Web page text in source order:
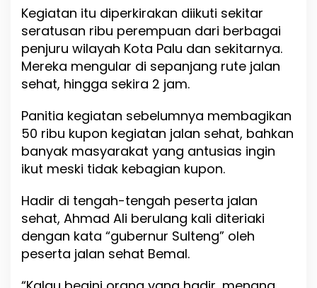
t
S
u
l
t
e
n
P
i
l
i
h
h
m
a
d
A
Kegiatan itu diperkirakan diikuti sekitar
seratusan ribu perempuan dari berbagai
penjuru wilayah Kota Palu dan sekitarnya.
Mereka mengular di sepanjang rute jalan
sehat, hingga sekira 2 jam.
Panitia kegiatan sebelumnya membagikan
50 ribu kupon kegiatan jalan sehat, bahkan
banyak masyarakat yang antusias ingin
ikut meski tidak kebagian kupon.
Hadir di tengah-tengah peserta jalan
sehat, Ahmad Ali berulang kali diteriaki
dengan kata “gubernur Sulteng” oleh
peserta jalan sehat Bemal.